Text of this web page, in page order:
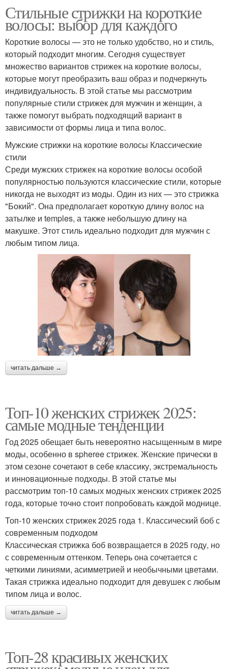
Стильные стрижки на короткие
волосы: выбор для каждого
Короткие волосы — это не только удобство, но и стиль,
который подходит многим. Сегодня существует
множество вариантов стрижек на короткие волосы,
которые могут преобразить ваш образ и подчеркнуть
индивидуальность. В этой статье мы рассмотрим
популярные стили стрижек для мужчин и женщин, а
также помогут выбрать подходящий вариант в
зависимости от формы лица и типа волос.
Мужские стрижки на короткие волосы Классические
стили
Среди мужских стрижек на короткие волосы особой
популярностью пользуются классические стили, которые
никогда не выходят из моды. Один из них — это стрижка
"Бокий". Она предполагает короткую длину волос на
затылке и temples, а также небольшую длину на
макушке. Этот стиль идеально подходит для мужчин с
любым типом лица.
читать дальше →
Топ-10 женских стрижек 2025:
самые модные тенденции
Год 2025 обещает быть невероятно насыщенным в мире
моды, особенно в spheree стрижек. Женские прически в
этом сезоне сочетают в себе классику, экстремальность
и инновационные подходы. В этой статье мы
рассмотрим топ-10 самых модных женских стрижек 2025
года, которые точно стоит попробовать каждой моднице.
Топ-10 женских стрижек 2025 года 1. Классический боб с
современным подходом
Классическая стрижка боб возвращается в 2025 году, но
с современным оттенком. Теперь она сочетается с
четкими линиями, асимметрией и необычными цветами.
Такая стрижка идеально подходит для девушек с любым
типом лица и волос.
читать дальше →
Топ-28 красивых женских